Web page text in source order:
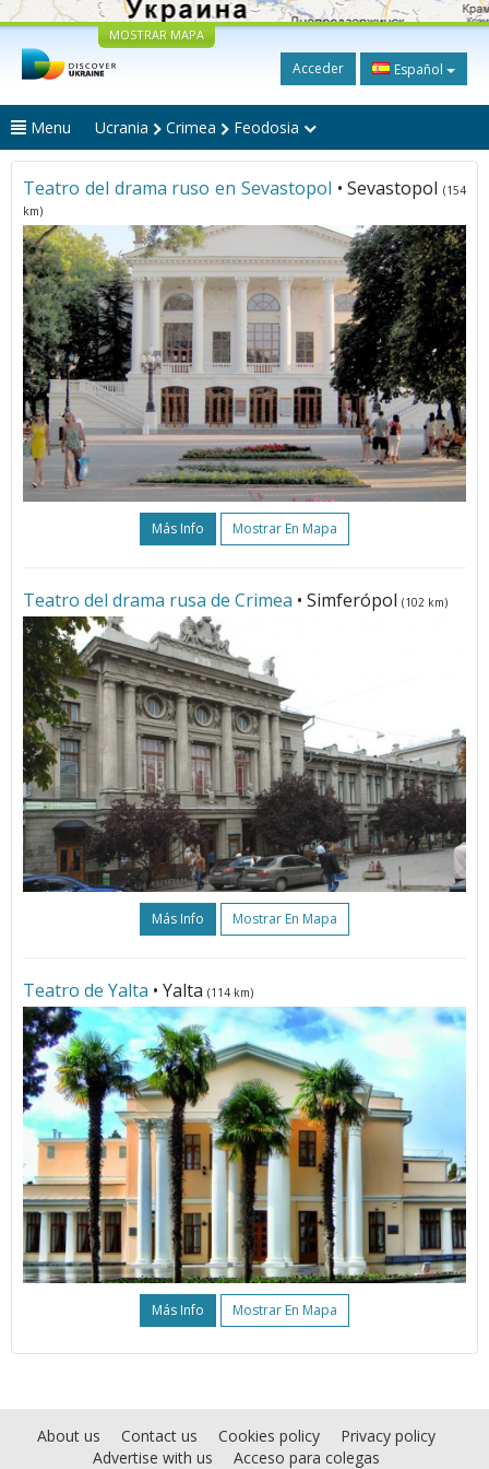
MOSTRAR MAPA
Acceder Español
Menu Ucrania Crimea Feodosia
Teatro del drama ruso en Sevastopol • Sevastopol (154
km)
Más Info Mostrar En Mapa
Teatro del drama rusa de Crimea • Simferópol (102 km)
Más Info Mostrar En Mapa
Teatro de Yalta • Yalta (114 km)
Más Info Mostrar En Mapa
About us Contact us Cookies policy
Privacy policy
Advertise with us
Acceso para colegas